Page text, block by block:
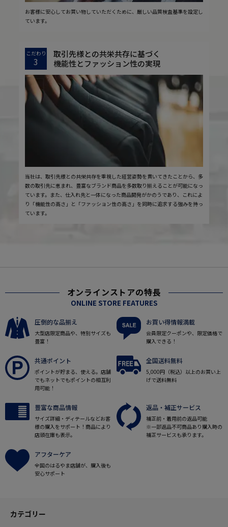
お客様に安心してお買い物していただくために、厳しい品質検査基準を設定し
ています。
こだわり
3
取引先様との共栄共存に基づく
機能性とファッション性の実現
当社は、取引先様との共栄共存を重視した経営姿勢を貫いてきたことから、多
数の取引先に恵まれ、豊富なブランド商品を多数取り揃えることが可能になっ
ています。また、仕入れ先と一体になった商品開発がかのうであり、これによ
り「機能性の高さ」と「ファッション性の高さ」を同時に追求する強みを持っ
ています。
オンラインストアの特長
ONLINE STORE FEATURES
圧倒的な品揃え
大型店限定商品や、特別サイズも
豊富！
お買い得情報満載
会員限定クーポンや、限定価格で
購入できる！
共通ポイント
ポイントが貯まる、使える。店舗
でもネットでもポイントの相互利
用可能！
全国送料無料
5,000円（税込）以上のお買い上
げで送料無料
豊富な商品情報
サイズ詳細・ディテールなどお客
様の購入をサポート！商品により
店頭在庫も表示。
返品・補正サービス
補正前・着用前の返品可能
※一部返品不可商品あり購入時の
補正サービスも承ります。
アフターケア
全国のはるやま店舗が、購入後も
安心サポート
カテゴリー